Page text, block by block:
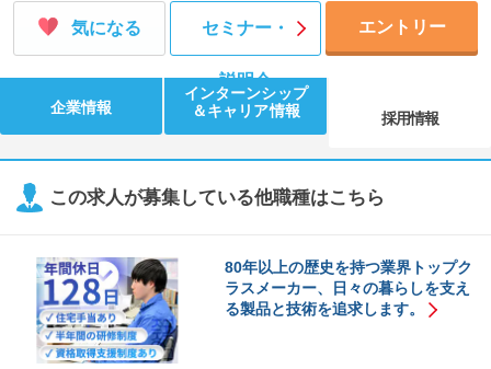
気になる セミナー・
説明会
エントリー
企業情報
インターンシップ
＆キャリア情報
採用情報
この求人が募集している他職種はこちら
80年以上の歴史を持つ業界トップク
ラスメーカー、日々の暮らしを支え
る製品と技術を追求します。